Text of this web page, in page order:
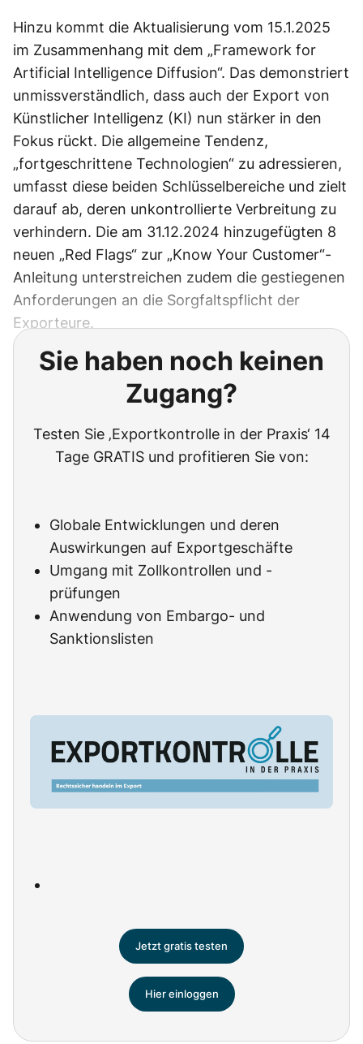
Hinzu kommt die Aktualisierung vom 15.1.2025
im Zusammenhang mit dem „Framework for
Artificial Intelligence Diffusion“. Das demonstriert
unmissverständlich, dass auch der Export von
Künstlicher Intelligenz (KI) nun stärker in den
Fokus rückt. Die allgemeine Tendenz,
„fortgeschrittene Technologien“ zu adressieren,
umfasst diese beiden Schlüsselbereiche und zielt
darauf ab, deren unkontrollierte Verbreitung zu
verhindern. Die am 31.12.2024 hinzugefügten 8
neuen „Red Flags“ zur „Know Your Customer“-
Anleitung unterstreichen zudem die gestiegenen
Anforderungen an die Sorgfaltspflicht der
Exporteure.
Sie haben noch keinen
Zugang?
Testen Sie ‚Exportkontrolle in der Praxis‘ 14
Tage GRATIS und profitieren Sie von:
Globale Entwicklungen und deren
Auswirkungen auf Exportgeschäfte
Umgang mit Zollkontrollen und -
prüfungen
Anwendung von Embargo- und
Sanktionslisten
Jetzt gratis testen
Hier einloggen